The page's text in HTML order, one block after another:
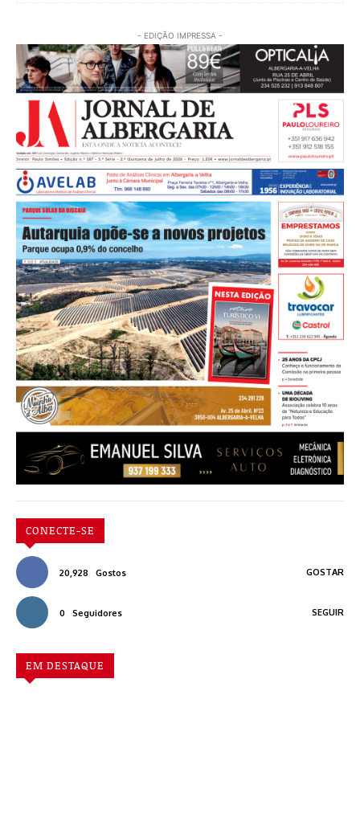
- EDIÇÃO IMPRESSA -
CONECTE-SE
20,928 Gostos GOSTAR
0 Seguidores SEGUIR
EM DESTAQUE